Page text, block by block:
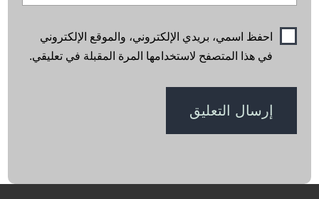
احفظ اسمي، بريدي الإلكتروني، والموقع الإلكتروني
في هذا المتصفح لاستخدامها المرة المقبلة في تعليقي.